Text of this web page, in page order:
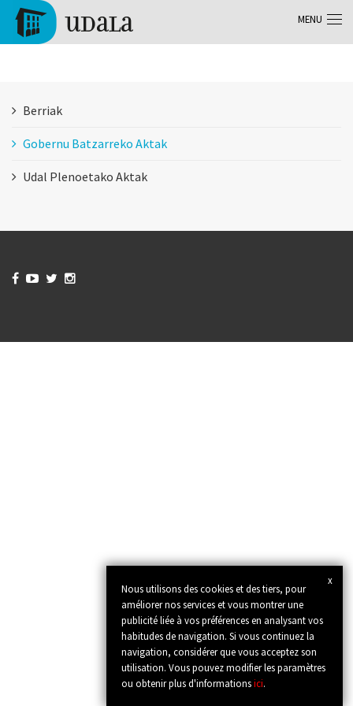
Aller au contenu principal
Berriak
Gobernu Batzarreko Aktak
Udal Plenoetako Aktak
x
Nous utilisons des cookies et des tiers, pour
améliorer nos services et vous montrer une
publicité liée à vos préférences en analysant vos
habitudes de navigation. Si vous continuez la
navigation, considérer que vous acceptez son
utilisation. Vous pouvez modifier les paramètres
ou obtenir plus d'informationsici.
   
MENU